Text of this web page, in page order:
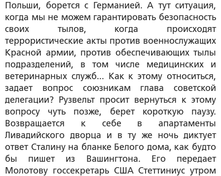
Польши, борется с Германией. А тут ситуация,
когда мы не можем гарантировать безопасность
своих тылов, когда происходят
террористические акты против военнослужащих
Красной армии, против обеспечивающих тылы
подразделений, в том числе медицинских и
ветеринарных служб... Как к этому относиться,
задает вопрос союзникам глава советской
делегации? Рузвельт просит вернуться к этому
вопросу чуть позже, берет короткую паузу.
Возвращается к себе в апартаменты
Ливадийского дворца и в ту же ночь диктует
ответ Сталину на бланке Белого дома, как будто
бы пишет из Вашингтона. Его передает
Молотову госсекретарь США Стеттиниус утром